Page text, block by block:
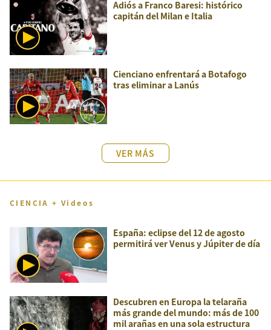
Adiós a Franco Baresi: histórico
capitán del Milan e Italia
Cienciano enfrentará a Botafogo
tras eliminar a Lanús
VER MÁS
CIENCIA + Videos
España: eclipse del 12 de agosto
permitirá ver Venus y Júpiter de día
Descubren en Europa la telaraña
más grande del mundo: más de 100
mil arañas en una sola estructura